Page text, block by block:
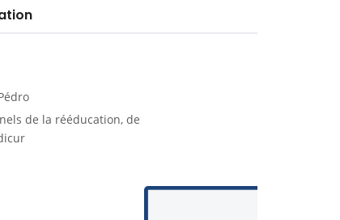
de la rééducation, de